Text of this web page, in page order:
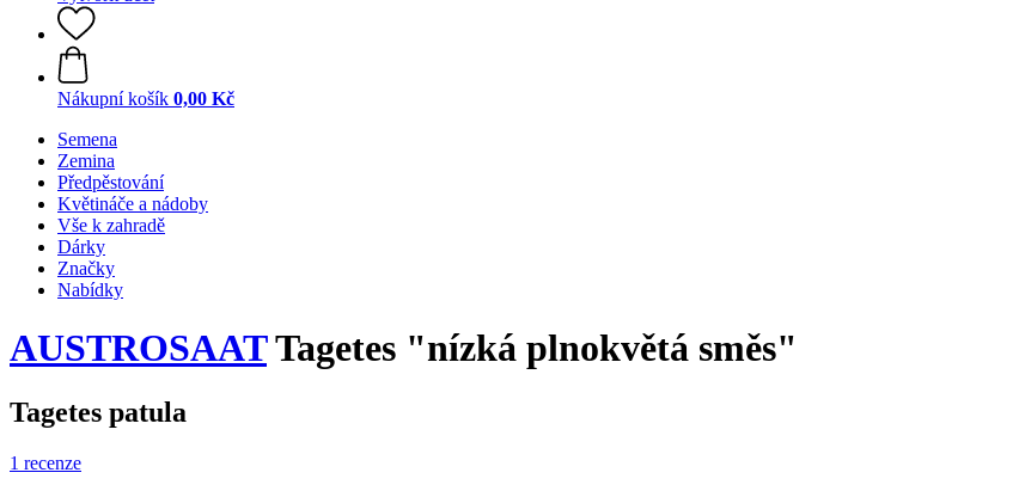
Nákupní košík 0,00 Kč
Semena
Zemina
Předpěstování
Květináče a nádoby
Vše k zahradě
Dárky
Značky
Nabídky
AUSTROSAATTagetes "nízká plnokvětá směs"
Tagetes patula
1 recenze